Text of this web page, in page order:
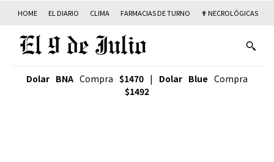
HOME EL DIARIO CLIMA FARMACIAS DE TURNO ✟ NECROLÓGICAS
Dolar BNA Compra $1470 | Dolar Blue Compra
$1492